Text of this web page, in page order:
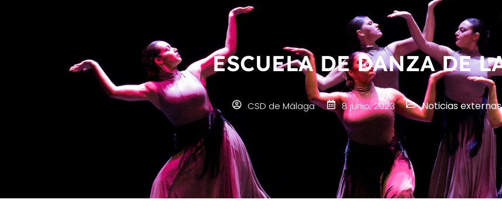
ESCUELA DE DANZA DE
CSD de Málaga 8 junio, 2023 Noticias externas